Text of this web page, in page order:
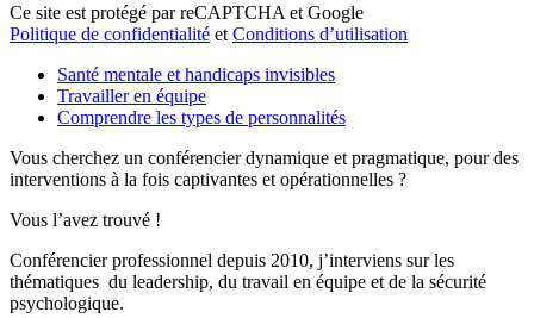
Ce site est protégé par reCAPTCHA et Google
Politique de confidentialité et Conditions d’utilisation
Santé mentale et handicaps invisibles
Travailler en équipe
Comprendre les types de personnalités
Vous cherchez un conférencier dynamique et pragmatique, pour des
interventions à la fois captivantes et opérationnelles ?
Vous l’avez trouvé !
Conférencier professionnel depuis 2010, j’interviens sur les
thématiques du leadership, du travail en équipe et de la sécurité
psychologique.